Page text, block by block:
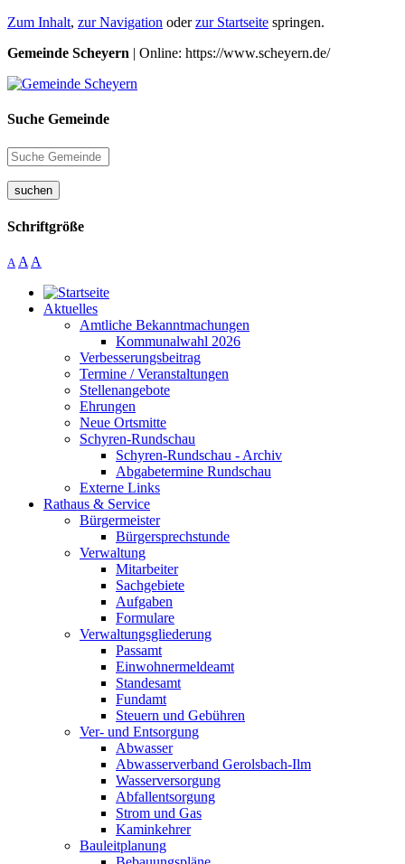
Zum Inhalt, zur Navigation oderzur Startseite springen.
Gemeinde Scheyern | Online: https://www.scheyern.de/
Suche Gemeinde
suchen
Schriftgröße
A A A
Aktuelles
Amtliche Bekanntmachungen
Kommunalwahl 2026
Verbesserungsbeitrag
Termine / Veranstaltungen
Stellenangebote
Ehrungen
Neue Ortsmitte
Schyren-Rundschau
Schyren-Rundschau - Archiv
Abgabetermine Rundschau
Externe Links
Rathaus & Service
Bürgermeister
Bürgersprechstunde
Verwaltung
Mitarbeiter
Sachgebiete
Aufgaben
Formulare
Verwaltungsgliederung
Passamt
Einwohnermeldeamt
Standesamt
Fundamt
Steuern und Gebühren
Ver- und Entsorgung
Abwasser
Abwasserverband Gerolsbach-Ilm
Wasserversorgung
Abfallentsorgung
Strom und Gas
Kaminkehrer
Bauleitplanung